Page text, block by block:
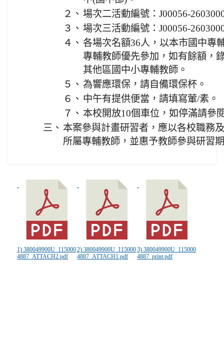
２、 場次二活動編號：J00056-
３、 場次三活動編號：J00056-
４、 各場次名額36人，以本市國中專
專輔教師優先參加，如有餘額，
其他區國中小專輔教師。
５、 為響應環保，請自備環保杯。
６、 中午有提供便當，請填寫葷/素。
７、 本校開放10個車位，如停滿請參
三、 本案參與計畫研習者，應以各校職務
所屬專輔教師，並惠予教師參與研習
1) 380049900U_115000
4887_ATTACH2.pdf
2) 380049900U_115000
4887_ATTACH1.pdf
3) 380049900U_115000
4887_print.pdf